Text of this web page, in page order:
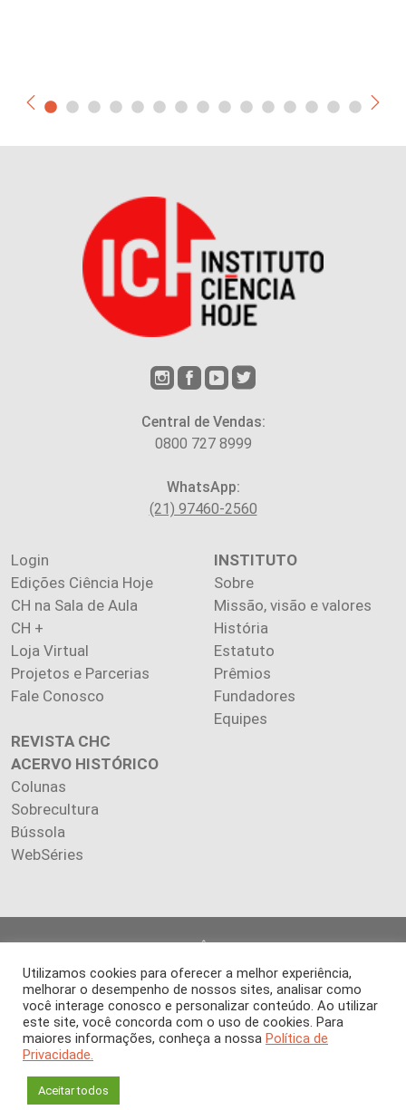
Central de Vendas:
0800 727 8999
WhatsApp:
(21) 97460-2560
Login
Edições Ciência Hoje
CH na Sala de Aula
CH +
Loja Virtual
Projetos e Parcerias
Fale Conosco
INSTITUTO
Sobre
Missão, visão e valores
História
Estatuto
Prêmios
Fundadores
Equipes
REVISTA CHC
ACERVO HISTÓRICO
Colunas
Sobrecultura
Bússola
WebSéries
reservados.
Os artigos publicados na revista refletem exclusivamente a
opinião de seus autores.
É proibida a reprodução, integral ou parcial, do conteúdo (imagens
e textos) sem prévia autorização.
Utilizamos cookies para oferecer a melhor experiência,
melhorar o desempenho de nossos sites, analisar como
você interage conosco e personalizar conteúdo. Ao utilizar
este site, você concorda com o uso de cookies. Para
maiores informações, conheça a nossa Política de
Privacidade.
Aceitar todos